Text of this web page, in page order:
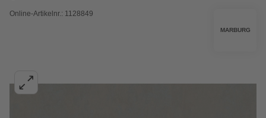
Online-Artikelnr.: 1128849
MARBURG